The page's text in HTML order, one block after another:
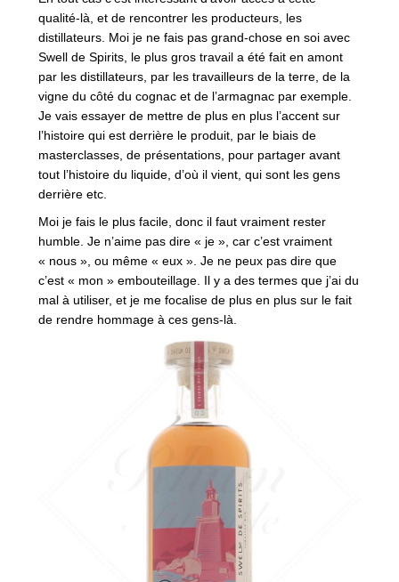
qualité-là, et de rencontrer les producteurs, les
distillateurs. Moi je ne fais pas grand-chose en soi avec
Swell de Spirits, le plus gros travail a été fait en amont
par les distillateurs, par les travailleurs de la terre, de la
vigne du côté du cognac et de l’armagnac par exemple.
Je vais essayer de mettre de plus en plus l’accent sur
l’histoire qui est derrière le produit, par le biais de
masterclasses, de présentations, pour partager avant
tout l’histoire du liquide, d’où il vient, qui sont les gens
derrière etc.
Moi je fais le plus facile, donc il faut vraiment rester
humble. Je n’aime pas dire « je », car c’est vraiment
« nous », ou même « eux ». Je ne peux pas dire que
c’est « mon » embouteillage. Il y a des termes que j’ai du
mal à utiliser, et je me focalise de plus en plus sur le fait
de rendre hommage à ces gens-là.